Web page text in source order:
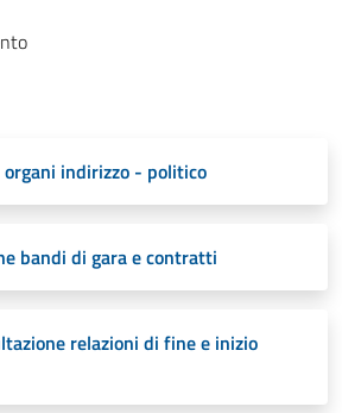
indirizzo - politico
bandi di gara e contratti
relazioni di fine e inizio